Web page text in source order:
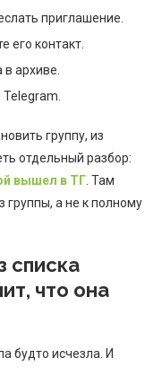
приглашение.
его контакт.
архиве.
группу, из
отдельный разбор:
вышел в ТГ . Там
а не к полному
списка
что она
будто исчезла. И